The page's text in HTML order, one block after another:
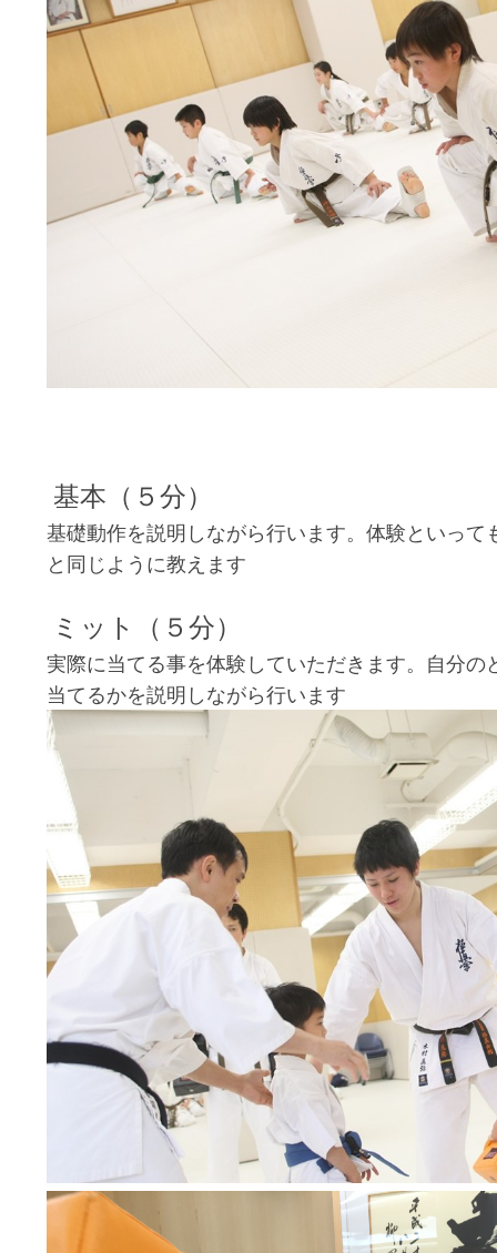
基本（５分）
基礎動作を説明しながら行います。体験といって
と同じように教えます
ミット（５分）
実際に当てる事を体験していただきます。自分の
当てるかを説明しながら行います